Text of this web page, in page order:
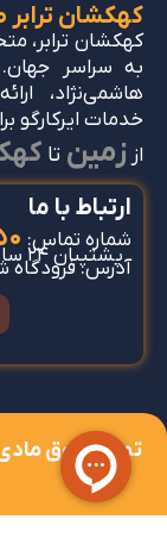
کهکشان
کهکشان ترابر،
هاشمی‌نژاد،
خدمات ایرکارگو
از زمین تا
ارتباط با ما
شماره تماس:
پشتیبان 24 ساعته:
آدرس: فرودگاه
تمام حقوق